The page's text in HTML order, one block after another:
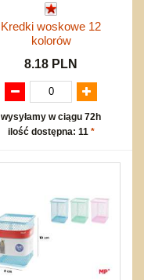
Kredki woskowe 12
kolorów
8.18 PLN
wysyłamy w ciągu 72h
ilość dostępna: 11 *